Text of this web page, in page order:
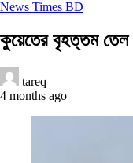
News Times BD
কুয়েতের বৃহত্তম তেল
tareq
4 months ago